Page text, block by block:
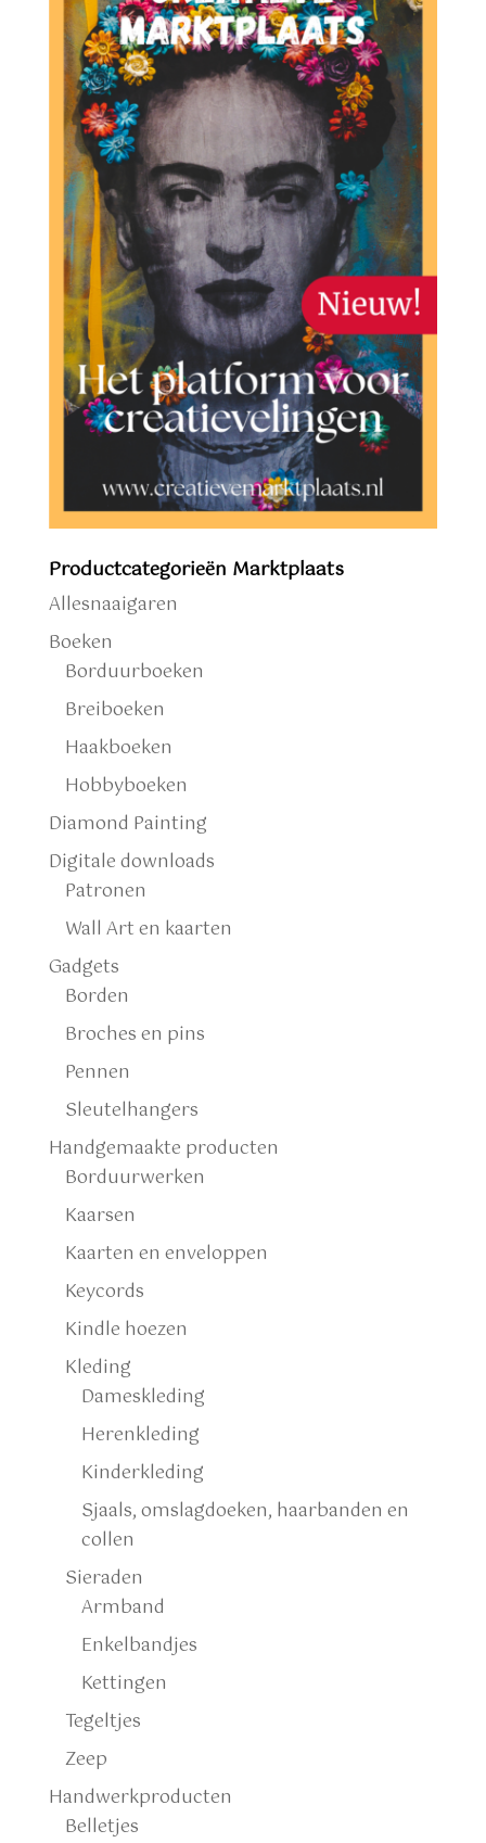
Productcategorieën Marktplaats
Allesnaaigaren
Boeken
Borduurboeken
Breiboeken
Haakboeken
Hobbyboeken
Diamond Painting
Digitale downloads
Patronen
Wall Art en kaarten
Gadgets
Borden
Broches en pins
Pennen
Sleutelhangers
Handgemaakte producten
Borduurwerken
Kaarsen
Kaarten en enveloppen
Keycords
Kindle hoezen
Kleding
Dameskleding
Herenkleding
Kinderkleding
Sjaals, omslagdoeken, haarbanden en
collen
Sieraden
Armband
Enkelbandjes
Kettingen
Tegeltjes
Zeep
Handwerkproducten
Belletjes